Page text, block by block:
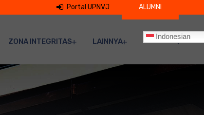
Portal UPNVJ ALUMNI
ZONA INTEGRITAS LAINNYA
Indonesian